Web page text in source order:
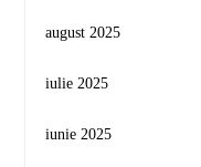
august 2025
iulie 2025
iunie 2025